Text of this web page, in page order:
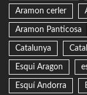
Aramon cerler
Aramon Panticosa
Catalunya
Esqui Aragon
Esquí Andorra